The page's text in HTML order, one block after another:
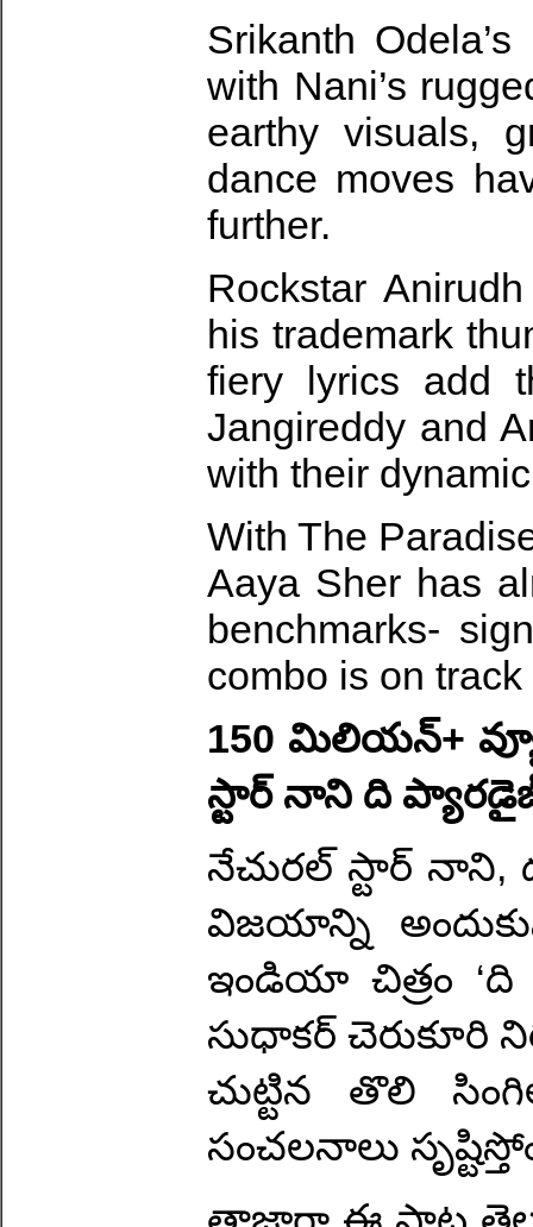
Srikanth
with Nani’s
earthy visuals,
dance moves
further.
Rockstar
his trademark
fiery lyrics add
Jangireddy and
with their
With The
Aaya Sher has
benchmarks-
combo is on
150 మిలియన్+
స్టార్ నాని ది
నేచురల్ స్టార్ నాని,
విజయాన్ని
ఇండియా చిత్రం
సుధాకర్ చెరుకూరి
చుట్టిన తొలి
సంచలనాలు